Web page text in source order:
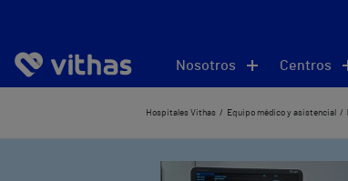
Nosotros Centros
Hospitales Vithas Equipo médico y asistencial